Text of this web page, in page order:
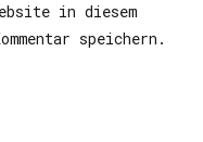
in diesem
speichern.